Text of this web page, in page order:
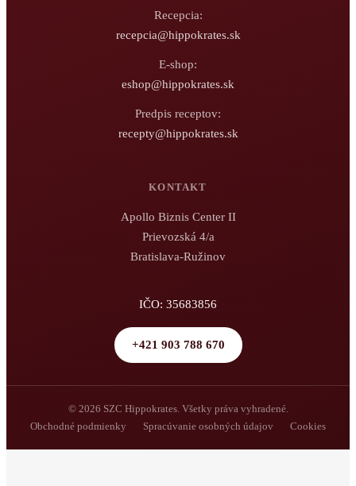
Recepcia:
recepcia@hippokrates.sk
E-shop:
eshop@hippokrates.sk
Predpis receptov:
recepty@hippokrates.sk
KONTAKT
Apollo Biznis Center II
Prievozská 4/a
Bratislava-Ružinov
IČO: 35683856
+421 903 788 670
© 2026 SZC Hippokrates. Všetky práva vyhradené.
Obchodné podmienky
Spracúvanie osobných údajov Cookies